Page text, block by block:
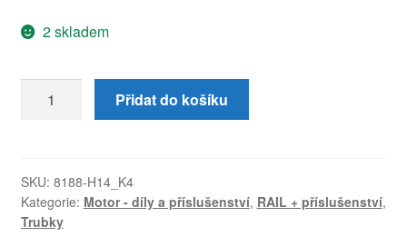
2 skladem
trubka
1.
a
2.
Přidat do košíku
SKU: 8188-H14_K4
Kategorie: Motor - díly a příslušenství, RAIL + příslušenství,
Trubky